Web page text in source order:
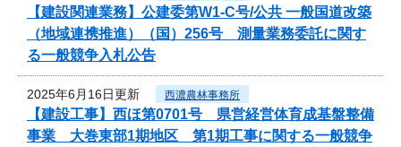
【建設関連業務】公建委第W1-C号/公共 一般国道改築
（地域連携推進）（国）256号 測量業務委託に関す
る一般競争入札公告
2025年6月16日更新 西濃農林事務所
【建設工事】西ほ第0701号 県営経営体育成基盤整備
事業 大巻東部1期地区 第1期工事に関する一般競争